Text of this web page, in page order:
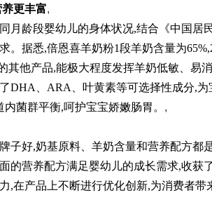
更丰富,
月龄段婴幼儿的身体状况,结合《中国居
。据悉,倍恩喜羊奶粉1段羊奶含量为
其他产品,能极大程度发挥羊奶低敏、易
DHA、ARA、叶黄素等可选择性成分,为
菌群平衡,呵护宝宝娇嫩肠胃。 ,
子好,奶基原料、羊奶含量和营养配方都
的营养配方满足婴幼儿的成长需求,收获
,在产品上不断进行优化创新,为消费者带